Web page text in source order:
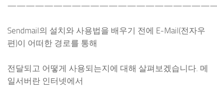
Sendmail의 설치와 사용법을 배우기 전에 E-Mail(전자우
편)이 어떠한 경로를 통해
전달되고 어떻게 사용되는지에 대해 살펴보겠습니다. 메
일서버란 인터넷에서